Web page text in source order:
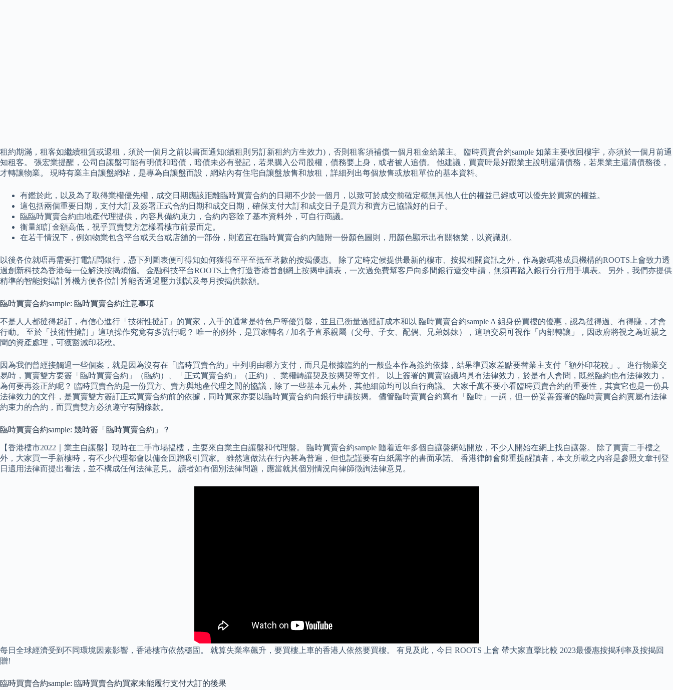
租約期滿，租客如繼續租賃或退租，須於一個月之前以書面通知(續租則另訂新租約方生效力)，否則租客須補償一個月租金給業主。 臨時買賣合約sample 如業主要收回樓宇，亦須於一個月前通
知租客。 張宏業提醒，公司自讓盤可能有明債和暗債，暗債未必有登記，若果購入公司股權，債務要上身，或者被人追債。 他建議，買賣時最好跟業主說明還清債務，若果業主還清債務後，
才轉讓物業。 現時有業主自讓盤網站，是專為自讓盤而設，網站內有住宅自讓盤放售和放租，詳細列出每個放售或放租單位的基本資料。
有鑑於此，以及為了取得業權優先權，成交日期應該距離臨時買賣合約的日期不少於一個月，以致可於成交前確定概無其他人仕的權益已經或可以優先於買家的權益。
這包括兩個重要日期，支付大訂及簽署正式合約日期和成交日期，確保支付大訂和成交日子是買方和賣方已協議好的日子。
臨臨時買賣合約由地產代理提供，內容具備約束力，合約內容除了基本資料外，可自行商議。
衡量細訂金額高低，視乎買賣雙方怎樣看樓市前景而定。
在若干情況下，例如物業包含平台或天台或店舖的一部份，則適宜在臨時買賣合約內隨附一份顏色圖則，用顏色顯示出有關物業，以資識別。
以後各位就唔再需要打電話問銀行，憑下列圖表便可得知如何獲得至平至抵至著數的按揭優惠。 除了定時定候提供最新的樓市、按揭相關資訊之外，作為數碼港成員機構的ROOTS上會致力透
過創新科技為香港每一位解決按揭煩惱。 金融科技平台ROOTS上會打造香港首創網上按揭申請表，一次過免費幫客戶向多間銀行遞交申請，無須再踏入銀行分行用手填表。 另外，我們亦提供
精準的智能按揭計算機方便各位計算能否通過壓力測試及每月按揭供款額。
臨時買賣合約sample: 臨時買賣合約注意事項
不是人人都撻得起訂，有信心進行「技術性撻訂」的買家，入手的通常是特色戶等優質盤，並且已衡量過撻訂成本和以 臨時買賣合約sample A 組身份買樓的優惠，認為撻得過、有得賺，才會
行動。 至於「技術性撻訂」這項操作究竟有多流行呢？ 唯一的例外，是買家轉名 / 加名予直系親屬（父母、子女、配偶、兄弟姊妹），這項交易可視作「內部轉讓」，因政府將視之為近親之
間的資產處理，可獲豁減印花稅。
因為我們曾經接觸過一些個案，就是因為沒有在「臨時買賣合約」中列明由哪方支付，而只是根據臨約的一般藍本作為簽約依據，結果準買家差點要替業主支付「額外印花稅」。 進行物業交
易時，買賣雙方要簽「臨時買賣合約」（臨約）、「正式買賣合約」（正約）、業權轉讓契及按揭契等文件。 以上簽署的買賣協議均具有法律效力，於是有人會問，既然臨約也有法律效力，
為何要再簽正約呢？ 臨時買賣合約是一份買方、賣方與地產代理之間的協議，除了一些基本元素外，其他細節均可以自行商議。 大家千萬不要小看臨時買賣合約的重要性，其實它也是一份具
法律效力的文件，是買賣雙方簽訂正式買賣合約前的依據，同時買家亦要以臨時買賣合約向銀行申請按揭。 儘管臨時賣買合約寫有「臨時」一詞，但一份妥善簽署的臨時賣買合約實屬有法律
約束力的合約，而買賣雙方必須遵守有關條款。
臨時買賣合約sample: 幾時簽「臨時買賣合約」？
【香港樓市2022｜業主自讓盤】現時在二手市場揾樓，主要來自業主自讓盤和代理盤。 臨時買賣合約sample 隨着近年多個自讓盤網站開放，不少人開始在網上找自讓盤。 除了買賣二手樓之
外，大家買一手新樓時，有不少代理都會以傭金回贈吸引買家。 雖然這做法在行內甚為普遍，但也記謹要有白紙黑字的書面承諾。 香港律師會鄭重提醒讀者，本文所載之內容是參照文章刊登
日適用法律而提出看法，並不構成任何法律意見。 讀者如有個別法律問題，應當就其個別情況向律師徵詢法律意見。
每日全球經濟受到不同環境因素影響，香港樓市依然穩固。 就算失業率飆升，要買樓上車的香港人依然要買樓。 有見及此，今日 ROOTS 上會 帶大家直擊比較 2023最優惠按揭利率及按揭回
贈!
臨時買賣合約sample: 臨時買賣合約買家未能履行支付大訂的後果